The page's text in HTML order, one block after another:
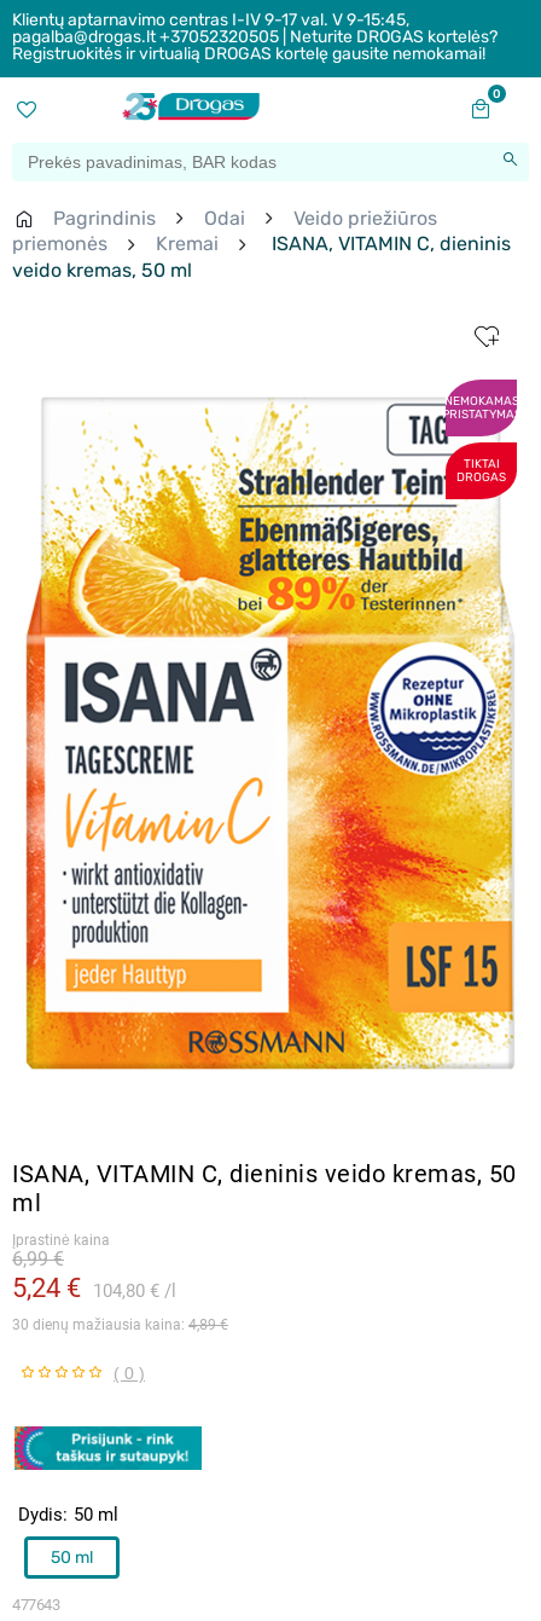
Klientų aptarnavimo centras I-IV 9-17 val. V 9-15:45,
pagalba@drogas.lt +37052320505 | Neturite DROGAS kortelės?
Registruokitės ir virtualią DROGAS kortelę gausite nemokamai!
0
Pagrindinis Odai
Veido priežiūros
priemonės
Kremai
ISANA, VITAMIN C, dieninis
veido kremas, 50 ml
NEMOKAMAS
PRISTATYMAS
TIKTAI
DROGAS
ISANA, VITAMIN C, dieninis veido kremas, 50
ml
Įprastinė kaina
5,24 € 104,80 €
6,99 €
30 dienų mažiausia kaina: 4,89 €
( 0 )
477643
Dydis 50 ml
50 ml